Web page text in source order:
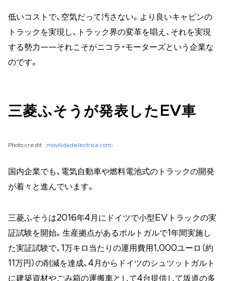
低いコストで、空気だって汚さない。より良いキャビンの
トラックを実現し、トラック界の変革を唱え、それを実現
する勢力——それこそがニコラ・モーターズという企業な
のです。
三菱ふそうが発表したEV車
Photo credit : movilidadelectrica com-
国内企業でも、電気自動車や燃料電池式のトラックの開発
が着々と進んでいます。
三菱ふそうは2016年4月にドイツで小型EVトラックの実
証試験を開始。生産拠点があるポルトガルで1年間実施し
た実証試験で、1万キロ当たりの運用費用1,000ユーロ（約
11万円）の削減を達成、4月からドイツのシュツットガルト
に建築資材やごみ箱の運搬車として4台提供して坂道の多